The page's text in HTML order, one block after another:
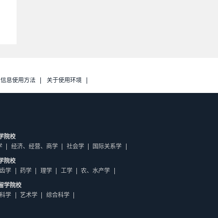
息使用方法 关于使用环境
院校
经济、经营、商学 社会学 国际关系学
院校
学
药学 理学 工学 农、水产学
学院校
学
艺术学 综合科学